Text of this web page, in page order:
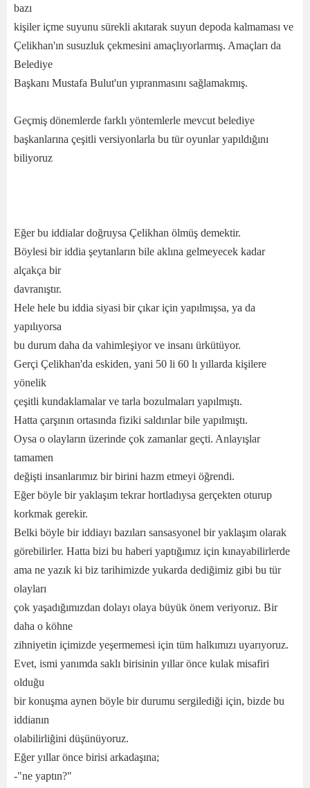
bazı
kişiler içme suyunu sürekli akıtarak suyun depoda kalmaması ve
Çelikhan'ın susuzluk çekmesini amaçlıyorlarmış. Amaçları da
Belediye
Başkanı Mustafa Bulut'un yıpranmasını sağlamakmış.
Geçmiş dönemlerde farklı yöntemlerle mevcut belediye
başkanlarına çeşitli versiyonlarla bu tür oyunlar yapıldığını
biliyoruz
Eğer bu iddialar doğruysa Çelikhan ölmüş demektir.
Böylesi bir iddia şeytanların bile aklına gelmeyecek kadar
alçakça bir
davranıştır.
Hele hele bu iddia siyasi bir çıkar için yapılmışsa, ya da
yapılıyorsa
bu durum daha da vahimleşiyor ve insanı ürkütüyor.
Gerçi Çelikhan'da eskiden, yani 50 li 60 lı yıllarda kişilere
yönelik
çeşitli kundaklamalar ve tarla bozulmaları yapılmıştı.
Hatta çarşının ortasında fiziki saldırılar bile yapılmıştı.
Oysa o olayların üzerinde çok zamanlar geçti. Anlayışlar
tamamen
değişti insanlarımız bir birini hazm etmeyi öğrendi.
Eğer böyle bir yaklaşım tekrar hortladıysa gerçekten oturup
korkmak gerekir.
Belki böyle bir iddiayı bazıları sansasyonel bir yaklaşım olarak
görebilirler. Hatta bizi bu haberi yaptığımız için kınayabilirlerde
ama ne yazık ki biz tarihimizde yukarda dediğimiz gibi bu tür
olayları
çok yaşadığımızdan dolayı olaya büyük önem veriyoruz. Bir
daha o köhne
zihniyetin içimizde yeşermemesi için tüm halkımızı uyarıyoruz.
Evet, ismi yanımda saklı birisinin yıllar önce kulak misafiri
olduğu
bir konuşma aynen böyle bir durumu sergilediği için, bizde bu
iddianın
olabilirliğini düşünüyoruz.
Eğer yıllar önce birisi arkadaşına;
-"ne yaptın?"